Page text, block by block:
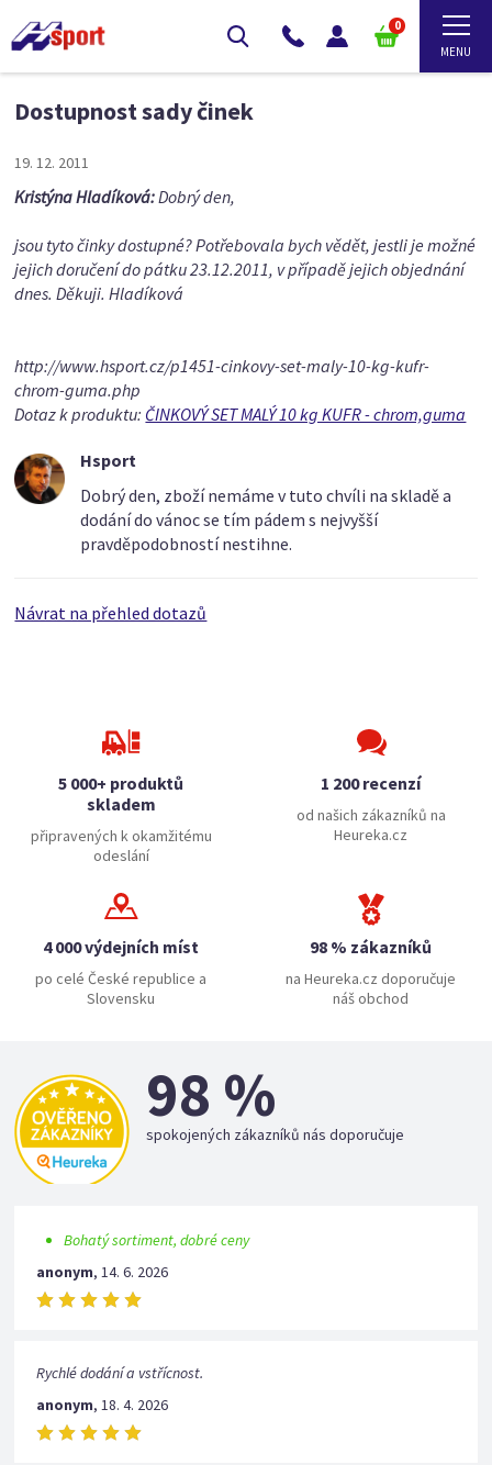
0
Dostupnost sady činek
19. 12. 2011
Kristýna Hladíková:Dobrý den,
jsou tyto činky dostupné? Potřebovala bych vědět, jestli je možné
jejich doručení do pátku 23.12.2011, v případě jejich objednání
dnes. Děkuji. Hladíková
http://www.hsport.cz/p1451-cinkovy-set-maly-10-kg-kufr-
chrom-guma.php
Dotaz k produktu: ČINKOVÝ SET MALÝ 10 kg KUFR - chrom,guma
Hsport
Dobrý den, zboží nemáme v tuto chvíli na skladě a
dodání do vánoc se tím pádem s nejvyšší
pravděpodobností nestihne.
Návrat na přehled dotazů
5 000+ produktů
skladem
připravených k okamžitému
odeslání
1 200 recenzí
od našich zákazníků na
Heureka.cz
4 000 výdejních míst
po celé České republice a
Slovensku
98 % zákazníků
na Heureka.cz doporučuje
náš obchod
98 %
spokojených zákazníků nás doporučuje
Bohatý sortiment, dobré ceny
anonym,14. 6. 2026
Rychlé dodání a vstřícnost.
anonym,18. 4. 2026